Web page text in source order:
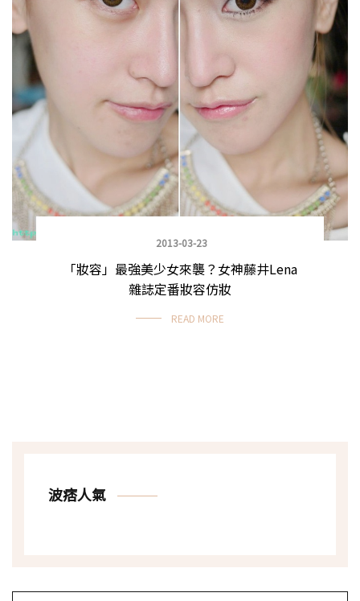
2013-03-23
「妝容」最強美少女來襲？女神藤井Lena
雜誌定番妝容仿妝
READ MORE
波痞人氣